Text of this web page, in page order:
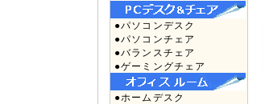
●パソコンデスク
●パソコンチェア
●バランスチェア
●ゲーミングチェア
●ホームデスク